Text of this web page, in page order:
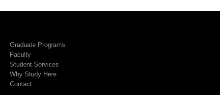
Graduate Programs
Faculty
Student Services
Why Study Here
Contact